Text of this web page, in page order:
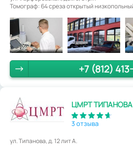
Томограф: 64 среза открытый
+7 (812)
ЦМРТ ТИПАНОВА
3 отзыва
ул. Типанова, д. 12 лит А.